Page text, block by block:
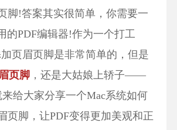
脚!答案其实很简单，你需要一
的PDF编辑器!作为一个打工
页眉页脚是非常简单的，但是
页脚，还是大姑娘上轿子——
给大家分享一个Mac系统如何
页脚，让PDF变得更加美观和正